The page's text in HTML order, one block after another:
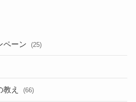
ペーン (25)
え (66)